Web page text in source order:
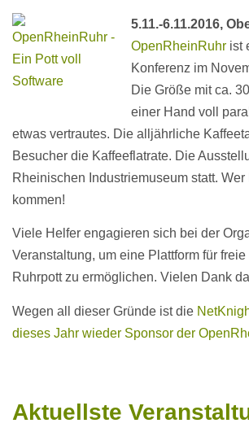
5.11.-6.11.2016,
OpenRheinRuhr ist
Konferenz im
Die Größe mit ca.
einer Hand voll
etwas vertrautes. Die alljährliche
Besucher die Kaffeeflatrate. Die
Rheinischen Industriemuseum statt.
kommen!
Viele Helfer engagieren sich bei der
Veranstaltung, um eine Plattform für
Ruhrpott zu ermöglichen. Vielen Dank
Wegen all dieser Gründe ist die
dieses Jahr wieder Sponsor der
Aktuellste